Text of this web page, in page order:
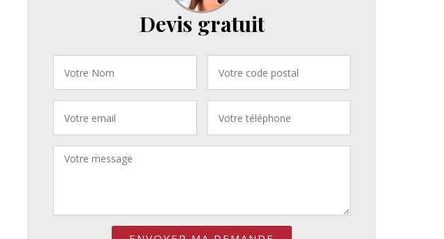
Devis gratuit